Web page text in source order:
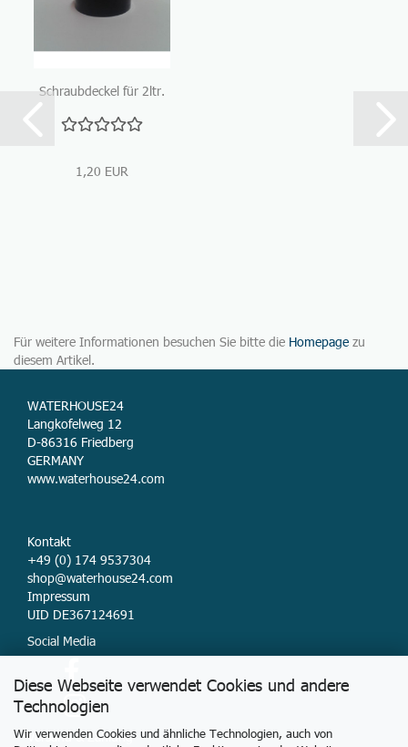
Diese Webseite verwendet Cookies und andere
Technologien
Wir verwenden Cookies und ähnliche Technologien, auch von
Schraubdeckel für 2ltr.
1,20 EUR
Für weitere Informationen besuchen Sie bitte die Homepage zu
diesem Artikel.
WATERHOUSE24
Langkofelweg 12
D-86316 Friedberg
GERMANY
www.waterhouse24.com
Kontakt
+49 (0) 174 9537304
shop@waterhouse24.com
Impressum
UID DE367124691
Social Media
Versand & Zahlung